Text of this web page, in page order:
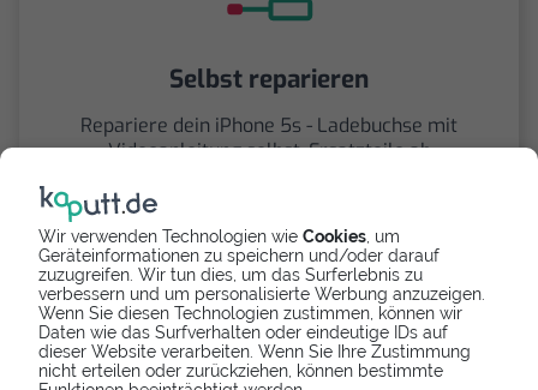
Wir verwenden Technologien wie Cookies , um
Geräteinformationen zu speichern und/oder darauf
zuzugreifen. Wir tun dies, um das Surferlebnis zu
verbessern und um personalisierte Werbung anzuzeigen.
Wenn Sie diesen Technologien zustimmen, können wir
Daten wie das Surfverhalten oder eindeutige IDs auf
dieser Website verarbeiten. Wenn Sie Ihre Zustimmung
nicht erteilen oder zurückziehen, können bestimmte
Selbst reparieren
Repariere dein iPhone 5s - Ladebuchse mit
Videoanleitung selbst. Ersatzteile ab